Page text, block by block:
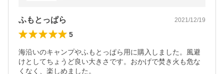
ふもとっぱら 2021/12/19
5
海沿いのキャンプやふもとっぱら用に購入しました。風避
けとしてちょうど良い大きさです。おかげで焚き火も危な
くなく、楽しめました。